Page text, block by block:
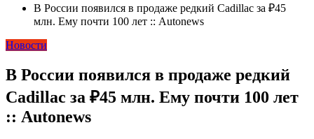
В России появился в продаже редкий Cadillac за ₽45
млн. Ему почти 100 лет :: Autonews
Новости
В России появился в продаже редкий
Cadillac за ₽45 млн. Ему почти 100 лет
:: Autonews